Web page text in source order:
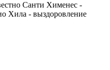
Санти Хименес -
Хила - выздоровление